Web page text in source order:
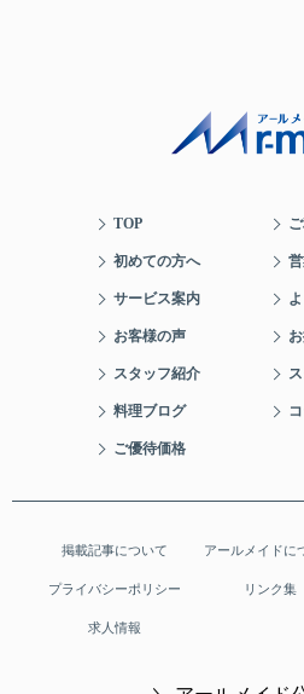
TOP
初めての方へ
サービス案内
お客様の声
スタッフ紹介
料理ブログ
ご優待価格
掲載記事について アールメイドに
プライバシーポリシー リンク集
求人情報